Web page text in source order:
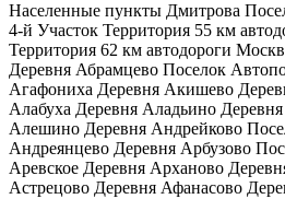
Населенные пункты Дмитрова
4-й Участок Территория 55 км
Территория 62 км автодороги
Деревня Абрамцево Поселок
Агафониха Деревня Акишево
Алабуха Деревня Аладьино
Алешино Деревня Андрейково
Андреянцево Деревня Арбузово
Аревское Деревня Арханово
Астрецово Деревня Афанасово